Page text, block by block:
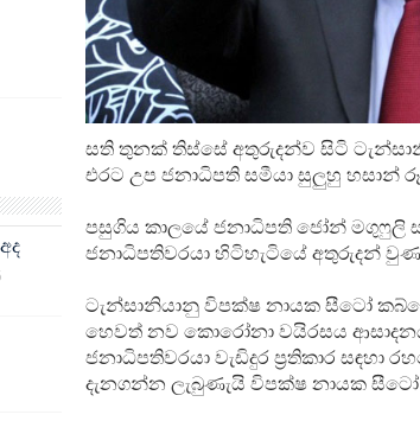
සති තුනක් තිස්සේ අතුරුදන්ව සිටි
එරට උප ජනාධිපති සමීයා සුලුහු හසාන්
පසුගිය කාලයේ ජනාධිපති ජෝන්
ජනාධිපතිවරයා හිටිහැටියේ අතුරුදන්
ටැන්සානියානු විපක්ෂ නායක සීටෝ
හෙවත් නව කොරෝනා වයිරසය
ජනාධිපතිවරයා වැඩිදුර ප්‍රතිකාර සඳහා
දැනගන්න ලැබුණැයි විපක්ෂ නායක සීටෝ